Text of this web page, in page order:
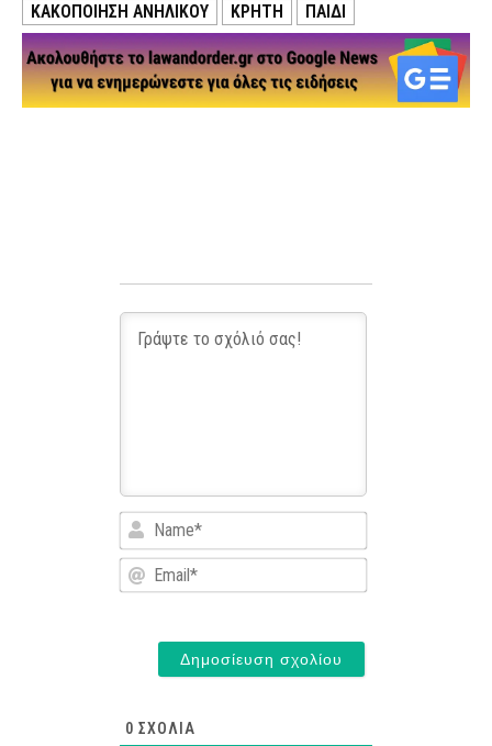
ΚΑΚΟΠΟΙΗΣΗ ΑΝΗΛΙΚΟΥ
ΚΡΗΤΗ ΠΑΙΔΙ
Name*
Email*
0 ΣΧΌΛΙΑ